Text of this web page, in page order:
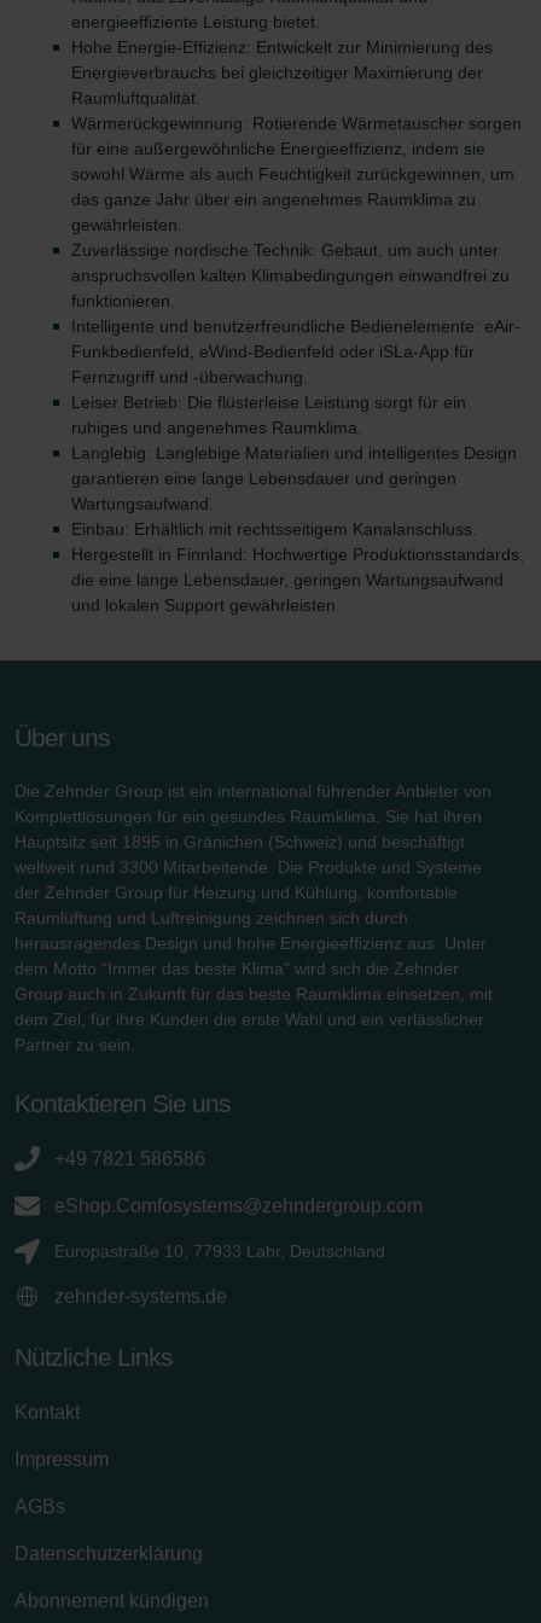
Zehnder Group Nederland bv: Privacyverklaringen
Zehnder Group Sales International: Privacy Policy
Zehnder Group Schweiz AG: Datenschutz
Zehnder Polska Sp. z o.o.: Oświadczenie o ochronie
danych Zehnder
Zehnder Group UK Limited: Privacy Policy
Zehnder Group Deutschland GmbH
energieeffiziente Leistung bietet.
Hohe Energie-Effizienz: Entwickelt zur Minimierung des
Energieverbrauchs bei gleichzeitiger Maximierung der
Raumluftqualität.
Wärmerückgewinnung: Rotierende Wärmetauscher sorgen
für eine außergewöhnliche Energieeffizienz, indem sie
sowohl Wärme als auch Feuchtigkeit zurückgewinnen, um
das ganze Jahr über ein angenehmes Raumklima zu
gewährleisten.
Zuverlässige nordische Technik: Gebaut, um auch unter
anspruchsvollen kalten Klimabedingungen einwandfrei zu
funktionieren.
Intelligente und benutzerfreundliche Bedienelemente: eAir-
Funkbedienfeld, eWind-Bedienfeld oder iSLa-App für
Fernzugriff und -überwachung.
Leiser Betrieb: Die flüsterleise Leistung sorgt für ein
ruhiges und angenehmes Raumklima.
Langlebig: Langlebige Materialien und intelligentes Design
garantieren eine lange Lebensdauer und geringen
Wartungsaufwand.
Einbau: Erhältlich mit rechtsseitigem Kanalanschluss.
Hergestellt in Finnland: Hochwertige Produktionsstandards,
die eine lange Lebensdauer, geringen Wartungsaufwand
und lokalen Support gewährleisten.
Über uns
Die Zehnder Group ist ein international führender Anbieter von
Komplettlösungen für ein gesundes Raumklima. Sie hat ihren
Hauptsitz seit 1895 in Gränichen (Schweiz) und beschäftigt
weltweit rund 3300 Mitarbeitende. Die Produkte und Systeme
der Zehnder Group für Heizung und Kühlung, komfortable
Raumlüftung und Luftreinigung zeichnen sich durch
herausragendes Design und hohe Energieeffizienz aus. Unter
dem Motto "Immer das beste Klima" wird sich die Zehnder
Group auch in Zukunft für das beste Raumklima einsetzen, mit
dem Ziel, für ihre Kunden die erste Wahl und ein verlässlicher
Partner zu sein.
Kontaktieren Sie uns
+49 7821 586586
eShop.Comfosystems@zehndergroup.com
Europastraße 10, 77933 Lahr, Deutschland
zehnder-systems.de
Nützliche Links
Kontakt
Impressum
AGBs
Datenschutzerklärung
Abonnement kündigen